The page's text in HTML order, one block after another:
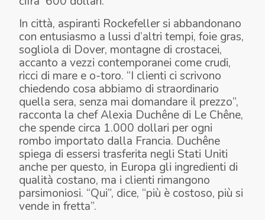
In città, aspiranti Rockefeller si abbandonano
con entusiasmo a lussi d’altri tempi, foie gras,
sogliola di Dover, montagne di crostacei,
accanto a vezzi contemporanei come crudi,
ricci di mare e o-toro. “I clienti ci scrivono
chiedendo cosa abbiamo di straordinario
quella sera, senza mai domandare il prezzo”,
racconta la chef Alexia Duchêne di Le Chêne,
che spende circa 1.000 dollari per ogni
rombo importato dalla Francia. Duchêne
spiega di essersi trasferita negli Stati Uniti
anche per questo, in Europa gli ingredienti di
qualità costano, ma i clienti rimangono
parsimoniosi. “Qui”, dice, “più è costoso, più si
vende in fretta”.